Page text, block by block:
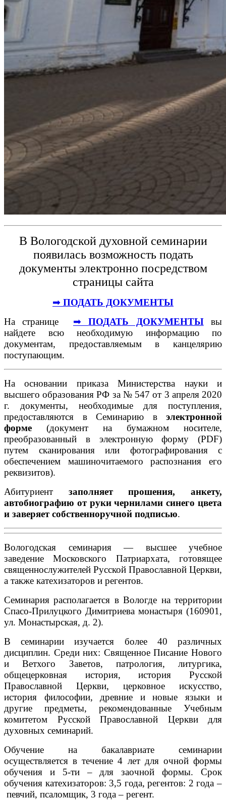
В Вологодской духовной семинарии
появилась возможность подать
документы электронно посредством
страницы сайта
➡ ПОДАТЬ ДОКУМЕНТЫ
На странице ➡ПОДАТЬ ДОКУМЕНТЫвы
найдете всю необходимую информацию по
документам, предоставляемым в канцелярию
поступающим.
На основании приказа Министерства науки и
высшего образования РФ за № 547 от 3 апреля 2020
г. документы, необходимые для поступления,
предоставляются в Семинарию в электронной
форме (документ на бумажном носителе,
преобразованный в электронную форму (PDF)
путем сканирования или фотографирования с
обеспечением машиночитаемого распознания его
реквизитов).
Абитуриент заполняет прошения, анкету,
автобиографию от руки чернилами синего цвета
и заверяет собственноручной подписью.
Вологодская семинария — высшее учебное
заведение Московского Патриархата, готовящее
священнослужителей Русской Православной Церкви,
а также катехизаторов и регентов.
Семинария располагается в Вологде на территории
Спасо-Прилуцкого Димитриева монастыря (160901,
ул. Монастырская, д. 2).
В семинарии изучается более 40 различных
дисциплин. Среди них: Священное Писание Нового
и Ветхого Заветов, патрология, литургика,
общецерковная история, история Русской
Православной Церкви, церковное искусство,
история философии, древние и новые языки и
другие предметы, рекомендованные Учебным
комитетом Русской Православной Церкви для
духовных семинарий.
Обучение на бакалавриате семинарии
осуществляется в течение 4 лет для очной формы
обучения и 5-ти – для заочной формы. Срок
обучения катехизаторов: 3,5 года, регентов: 2 года –
певчий, псаломщик, 3 года – регент.